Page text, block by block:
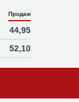
Продаж
44,95
52,10